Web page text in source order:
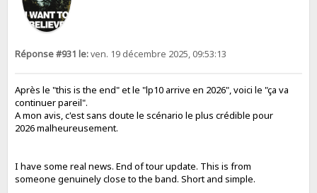
Réponse #931 le:ven. 19 décembre 2025, 09:53:13
Après le "this is the end" et le "lp10 arrive en 2026", voici le "ça va
continuer pareil".
A mon avis, c'est sans doute le scénario le plus crédible pour
2026 malheureusement.
I have some real news. End of tour update. This is from
someone genuinely close to the band. Short and simple.